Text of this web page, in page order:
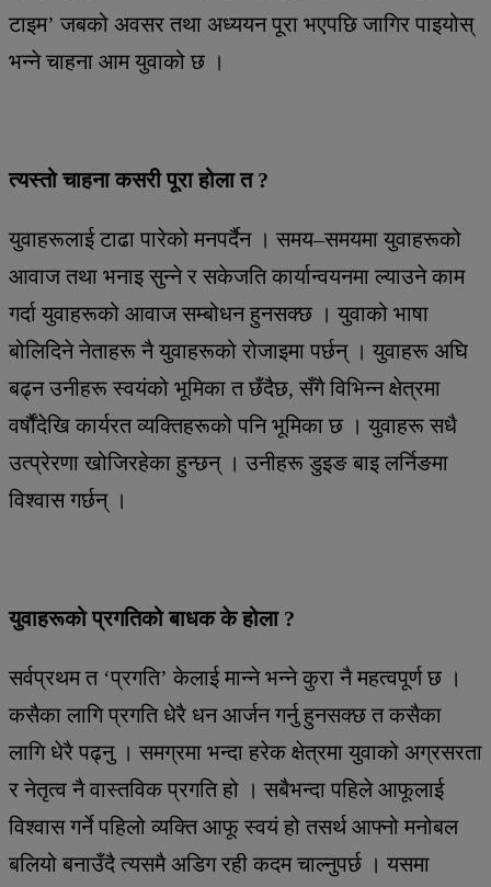
टाइम’ जबको अवसर तथा अध्ययन पूरा भएपछि जागिर पाइयोस्
भन्ने चाहना आम युवाको छ ।
त्यस्तो चाहना कसरी पूरा होला त ?
युवाहरूलाई टाढा पारेको मनपर्दैन । समय–समयमा युवाहरूको
आवाज तथा भनाइ सुन्ने र सकेजति कार्यान्वयनमा ल्याउने काम
गर्दा युवाहरूको आवाज सम्बोधन हुनसक्छ । युवाको भाषा
बोलिदिने नेताहरू नै युवाहरूको रोजाइमा पर्छन् । युवाहरू अघि
बढ्न उनीहरू स्वयंको भूमिका त छँदैछ, सँगै विभिन्न क्षेत्रमा
वर्षौंदेखि कार्यरत व्यक्तिहरूको पनि भूमिका छ । युवाहरू सधै
उत्प्रेरणा खोजिरहेका हुन्छन् । उनीहरू डुइङ बाइ लर्निङमा
विश्वास गर्छन् ।
युवाहरूको प्रगतिको बाधक के होला ?
सर्वप्रथम त ‘प्रगति’ केलाई मान्ने भन्ने कुरा नै महत्वपूर्ण छ ।
कसैका लागि प्रगति धेरै धन आर्जन गर्नु हुनसक्छ त कसैका
लागि धेरै पढ्नु । समग्रमा भन्दा हरेक क्षेत्रमा युवाको अग्रसरता
र नेतृत्व नै वास्तविक प्रगति हो । सबैभन्दा पहिले आफूलाई
विश्वास गर्ने पहिलो व्यक्ति आफू स्वयं हो तसर्थ आफ्नो मनोबल
बलियो बनाउँदै त्यसमै अडिग रही कदम चाल्नुपर्छ । यसमा